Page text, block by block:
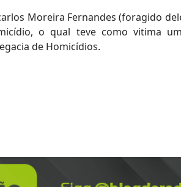
Moreira Fernandes (foragido
o qual teve como vitima
de Homicídios.